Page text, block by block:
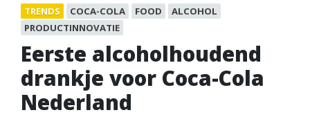
TRENDS
COCA-COLA FOOD
ALCOHOL
PRODUCTINNOVATIE
Eerste alcoholhoudend
drankje voor Coca-Cola
Nederland